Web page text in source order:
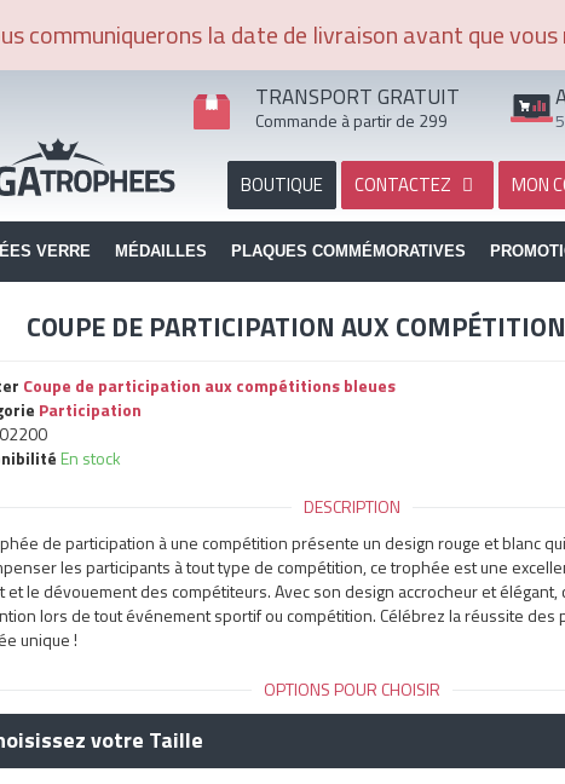
communiquerons la date de livraison avant que
TRANSPORT GRATUIT
Commande à partir de 299
BOUTIQUE CONTACTEZ MON
VERRE MÉDAILLES PLAQUES COMMÉMORATIVES
COUPE DE PARTICIPATION AUX
Coupe de participation aux compétitions bleues
Participation
En stock
DESCRIPTION
de participation à une compétition présente un design rouge et blanc
les participants à tout type de compétition, ce trophée est une
et le dévouement des compétiteurs. Avec son design accrocheur et
lors de tout événement sportif ou compétition. Célébrez la réussite des
unique !
OPTIONS POUR CHOISIR
votre Taille